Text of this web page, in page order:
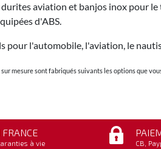
aviation et banjos inox pour
d'ABS.
pour l'automobile, l'aviation, le
mesure sont fabriqués suivants les options que
à vie CB,